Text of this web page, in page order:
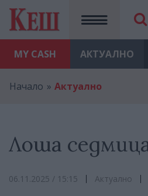
MY CASH АКТУАЛНО
Начало Актуално
Лоша
06.11.2025 / 15:15 Актуално